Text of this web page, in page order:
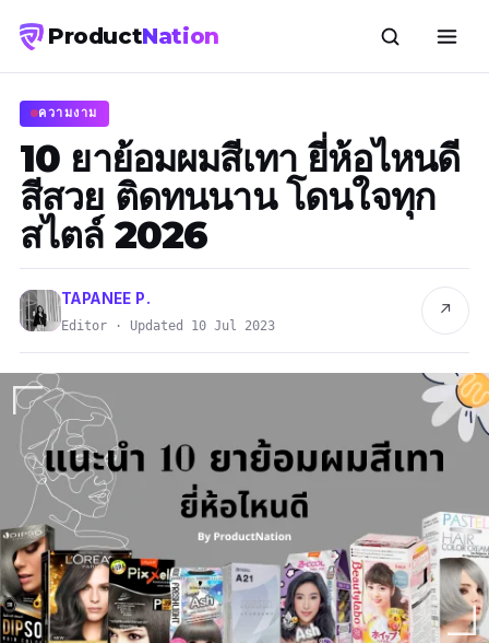
ProductNation
ความงาม
10 ยาย้อมผมสีเทา ยี่ห้อไหนดี
สีสวย ติดทนนาน โดนใจทุก
สไตล์ 2026
TAPANEE P.
Editor · Updated 10 Jul 2023
↗